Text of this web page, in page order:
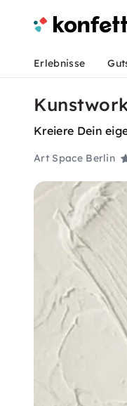
Erlebnisse
Kreiere Dein
Art Space Berlin